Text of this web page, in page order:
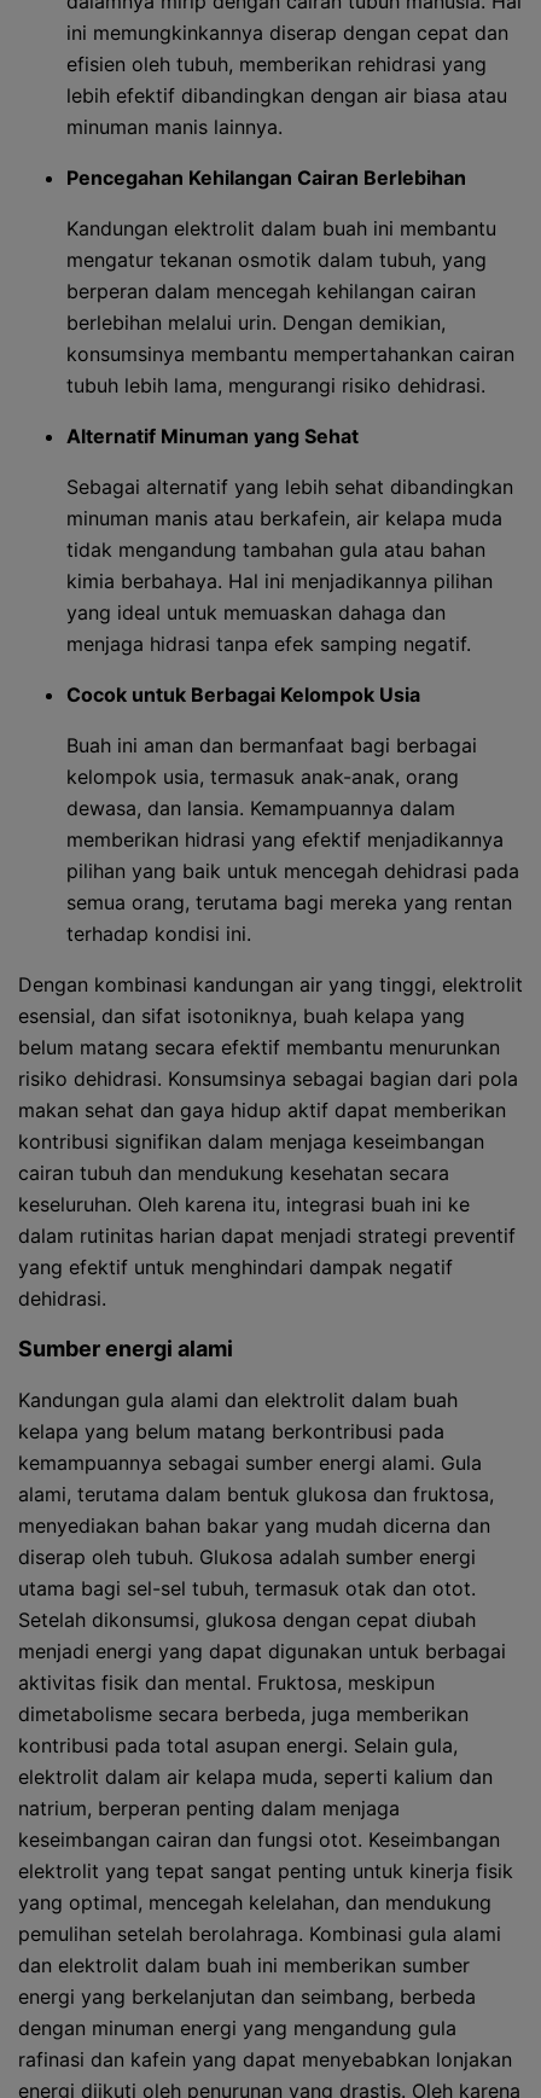
ini memungkinkannya diserap dengan cepat dan
efisien oleh tubuh, memberikan rehidrasi yang
lebih efektif dibandingkan dengan air biasa atau
minuman manis lainnya.
Pencegahan Kehilangan Cairan Berlebihan
Kandungan elektrolit dalam buah ini membantu
mengatur tekanan osmotik dalam tubuh, yang
berperan dalam mencegah kehilangan cairan
berlebihan melalui urin. Dengan demikian,
konsumsinya membantu mempertahankan cairan
tubuh lebih lama, mengurangi risiko dehidrasi.
Alternatif Minuman yang Sehat
Sebagai alternatif yang lebih sehat dibandingkan
minuman manis atau berkafein, air kelapa muda
tidak mengandung tambahan gula atau bahan
kimia berbahaya. Hal ini menjadikannya pilihan
yang ideal untuk memuaskan dahaga dan
menjaga hidrasi tanpa efek samping negatif.
Cocok untuk Berbagai Kelompok Usia
Buah ini aman dan bermanfaat bagi berbagai
kelompok usia, termasuk anak-anak, orang
dewasa, dan lansia. Kemampuannya dalam
memberikan hidrasi yang efektif menjadikannya
pilihan yang baik untuk mencegah dehidrasi pada
semua orang, terutama bagi mereka yang rentan
terhadap kondisi ini.
Dengan kombinasi kandungan air yang tinggi, elektrolit
esensial, dan sifat isotoniknya, buah kelapa yang
belum matang secara efektif membantu menurunkan
risiko dehidrasi. Konsumsinya sebagai bagian dari pola
makan sehat dan gaya hidup aktif dapat memberikan
kontribusi signifikan dalam menjaga keseimbangan
cairan tubuh dan mendukung kesehatan secara
keseluruhan. Oleh karena itu, integrasi buah ini ke
dalam rutinitas harian dapat menjadi strategi preventif
yang efektif untuk menghindari dampak negatif
dehidrasi.
Sumber energi alami
Kandungan gula alami dan elektrolit dalam buah
kelapa yang belum matang berkontribusi pada
kemampuannya sebagai sumber energi alami. Gula
alami, terutama dalam bentuk glukosa dan fruktosa,
menyediakan bahan bakar yang mudah dicerna dan
diserap oleh tubuh. Glukosa adalah sumber energi
utama bagi sel-sel tubuh, termasuk otak dan otot.
Setelah dikonsumsi, glukosa dengan cepat diubah
menjadi energi yang dapat digunakan untuk berbagai
aktivitas fisik dan mental. Fruktosa, meskipun
dimetabolisme secara berbeda, juga memberikan
kontribusi pada total asupan energi. Selain gula,
elektrolit dalam air kelapa muda, seperti kalium dan
natrium, berperan penting dalam menjaga
keseimbangan cairan dan fungsi otot. Keseimbangan
elektrolit yang tepat sangat penting untuk kinerja fisik
yang optimal, mencegah kelelahan, dan mendukung
pemulihan setelah berolahraga. Kombinasi gula alami
dan elektrolit dalam buah ini memberikan sumber
energi yang berkelanjutan dan seimbang, berbeda
dengan minuman energi yang mengandung gula
rafinasi dan kafein yang dapat menyebabkan lonjakan
energi diikuti oleh penurunan yang drastis. Oleh karena